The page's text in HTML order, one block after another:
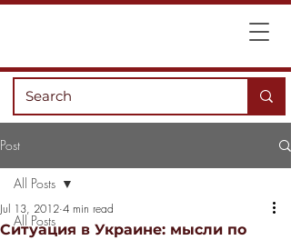
Post
All Posts
All Posts
Ситуация в Украине: мысли по
Jul 13, 2012 4 min read